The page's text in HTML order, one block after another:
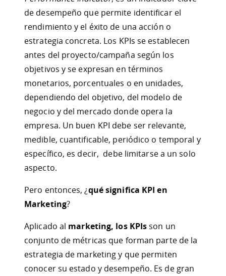
de desempeño que permite identificar el
rendimiento y el éxito de una acción o
estrategia concreta. Los KPIs se establecen
antes del proyecto/campaña según los
objetivos y se expresan en términos
monetarios, porcentuales o en unidades,
dependiendo del objetivo, del modelo de
negocio y del mercado donde opera la
empresa. Un buen KPI debe ser relevante,
medible, cuantificable, periódico o temporal y
específico, es decir, debe limitarse a un solo
aspecto.
Pero entonces, ¿qué significa KPI en
Marketing?
Aplicado al marketing, los KPIsson un
conjunto de métricas que forman parte de la
estrategia de marketing y que permiten
conocer su estado y desempeño. Es de gran